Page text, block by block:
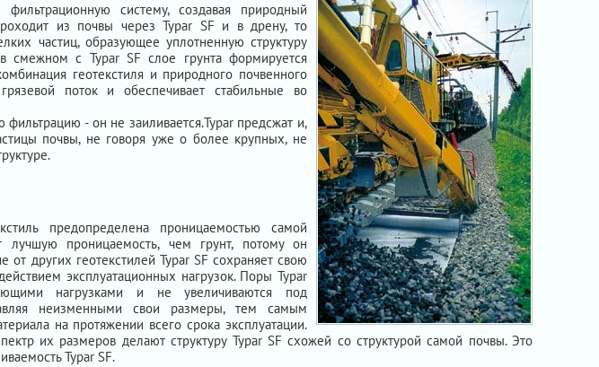
систему, создавая природный
из почвы через Typar SF и в дрену, то
частиц, образующее уплотненную структуру
смежном с Typar SF слое грунта формируется
геотекстиля и природного почвенного
поток и обеспечивает стабильные во
- он не заиливается.Typar предсжат и,
почвы, не говоря уже о более крупных, не
предопределена проницаемостью самой
лучшую проницаемость, чем грунт, потому он
от других геотекстилей Typar SF сохраняет свою
эксплуатационных нагрузок. Поры Typar
нагрузками и не увеличиваются под
неизменными свои размеры, тем самым
на протяжении всего срока эксплуатации.
их размеров делают структуру Typar SF схожей со структурой самой почвы. Это
Typar SF.